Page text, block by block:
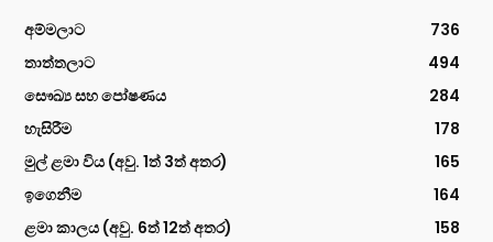
අම්මලාට
736
තාත්තලාට
494
සෞඛ්‍ය සහ පෝෂණය
284
හැසිරීම
178
මුල් ළමා විය (අවු. 1ත් 3ත් අතර)
165
ඉගෙනීම
164
ළමා කාලය (අවු. 6ත් 12ත් අතර)
158